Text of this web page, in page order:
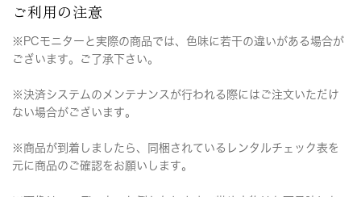
ご利用の注意
※PCモニターと実際の商品では、色味に若干の違いがある場合が
ございます。ご了承下さい。
※決済システムのメンテナンスが行われる際にはご注文いただけ
ない場合がございます。
※商品が到着しましたら、同梱されているレンタルチェック表を
元に商品のご確認をお願いします。